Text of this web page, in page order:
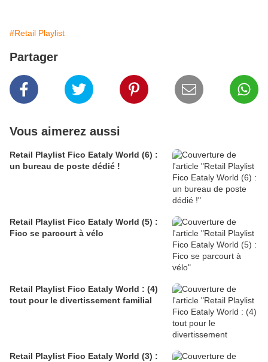
#Retail Playlist
Partager
Vous aimerez aussi
Retail Playlist Fico Eataly World (6) :
un bureau de poste dédié !
Retail Playlist Fico Eataly World (5) :
Fico se parcourt à vélo
Retail Playlist Fico Eataly World : (4)
tout pour le divertissement familial
Retail Playlist Fico Eataly World (3) :